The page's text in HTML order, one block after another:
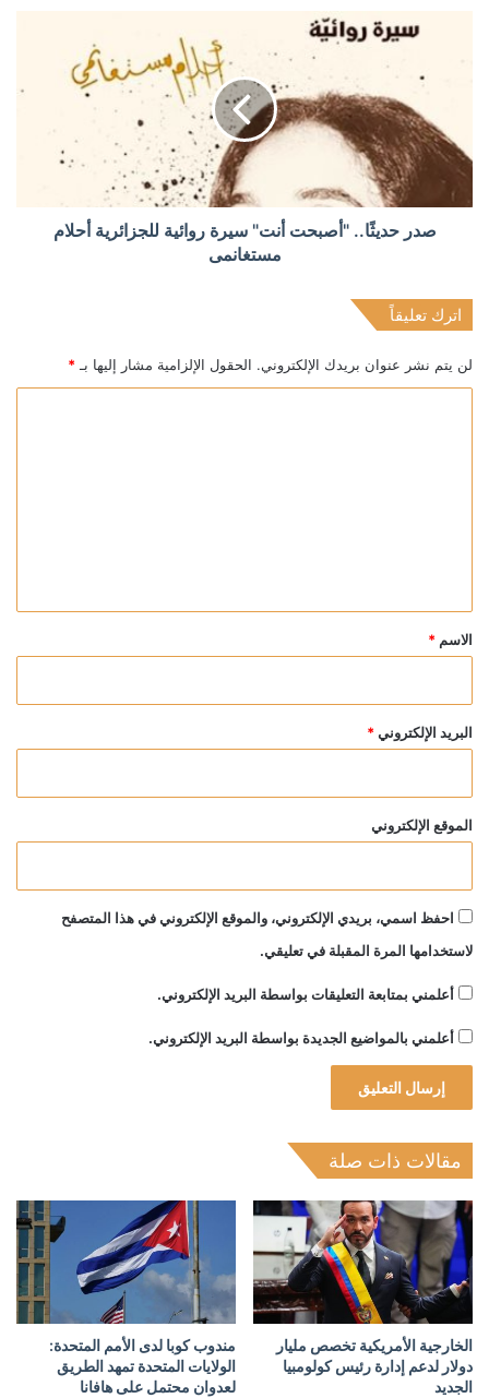
صدر حديثًا.. "أصبحت أنت" سيرة روائية للجزائرية أحلام
مستغانمى
اترك تعليقاً
لن يتم نشر عنوان بريدك الإلكتروني. الحقول الإلزامية مشار إليها بـ *
*
الاسم *
البريد الإلكتروني *
الموقع الإلكتروني
احفظ اسمي، بريدي الإلكتروني، والموقع الإلكتروني في هذا المتصفح
لاستخدامها المرة المقبلة في تعليقي.
أعلمني بمتابعة التعليقات بواسطة البريد الإلكتروني.
أعلمني بالمواضيع الجديدة بواسطة البريد الإلكتروني.
مقالات ذات صلة
الخارجية الأمريكية تخصص مليار
دولار لدعم إدارة رئيس كولومبيا
الجديد
مندوب كوبا لدى الأمم المتحدة:
الولايات المتحدة تمهد الطريق
لعدوان محتمل على هافانا